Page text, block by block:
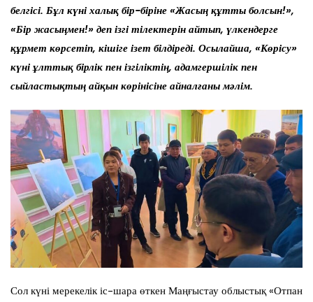
белгісі. Бұл күні халық бір-біріне «Жасың құтты болсын!»,
«Бір жасыңмен!» деп ізгі тілектерін айтып, үлкендерге
құрмет көрсетіп, кішіге ізет білдіреді. Осылайша, «Көрісу»
күні ұлттық бірлік пен ізгіліктің, адамгершілік пен
сыйластықтың айқын көрінісіне айналғаны мәлім.
Сол күні мерекелік іс-шара өткен Маңғыстау облыстық «Отпан